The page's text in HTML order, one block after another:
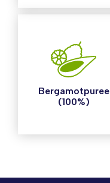
Bergamotpuree
(100%)